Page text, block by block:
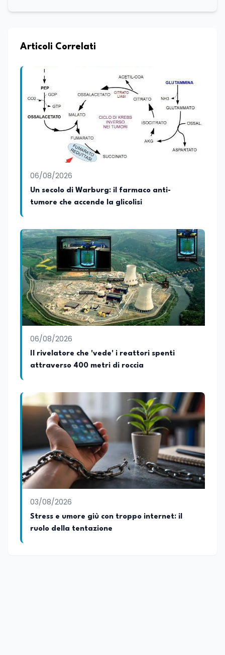
Articoli Correlati
06/08/2026
Un secolo di Warburg: il farmaco anti-
tumore che accende la glicolisi
06/08/2026
Il rivelatore che 'vede' i reattori spenti
attraverso 400 metri di roccia
03/08/2026
Stress e umore giù con troppo internet: il
ruolo della tentazione